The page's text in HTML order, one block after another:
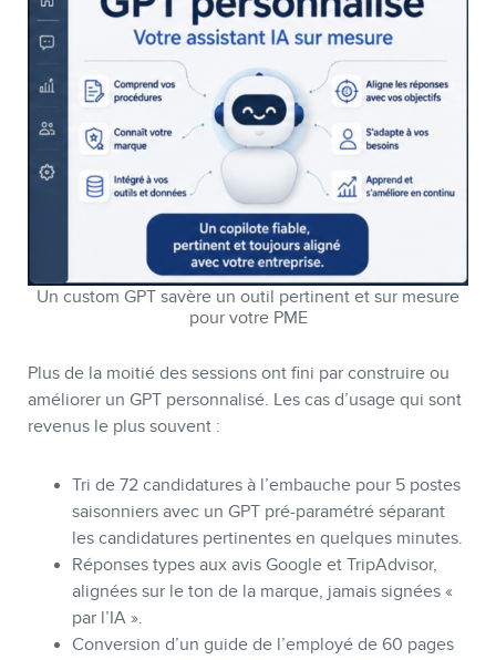
Un custom GPT savère un outil pertinent et sur mesure
pour votre PME
Plus de la moitié des sessions ont fini par construire ou
améliorer un GPT personnalisé. Les cas d’usage qui sont
revenus le plus souvent :
Tri de 72 candidatures à l’embauche pour 5 postes
saisonniers avec un GPT pré-paramétré séparant
les candidatures pertinentes en quelques minutes.
Réponses types aux avis Google et TripAdvisor,
alignées sur le ton de la marque, jamais signées «
par l’IA ».
Conversion d’un guide de l’employé de 60 pages